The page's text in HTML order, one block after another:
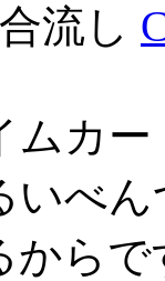
流し
ムカ
いべ
から